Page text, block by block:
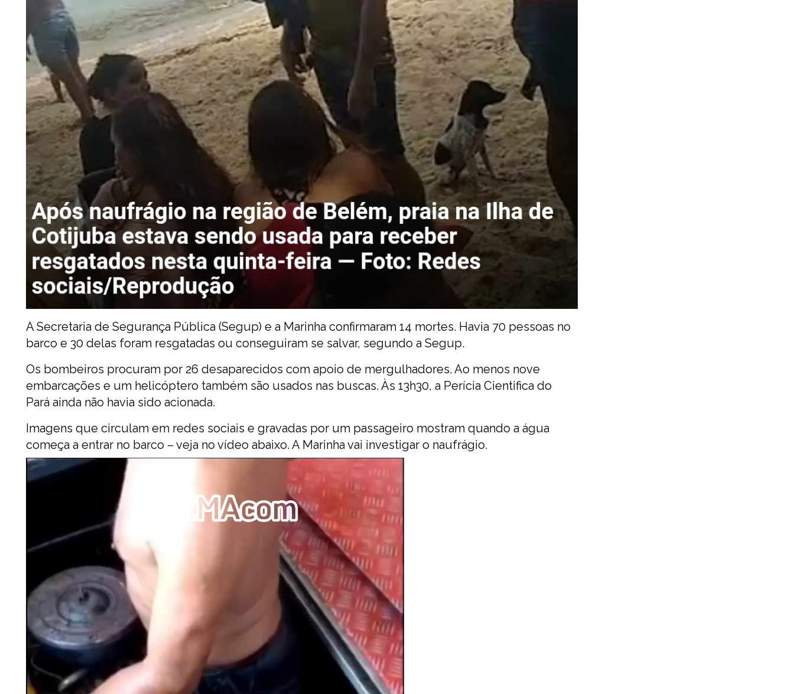
A Secretaria de Segurança Pública (Segup) e a Marinha confirmaram 14 mortes. Havia 70 pessoas no
barco e 30 delas foram resgatadas ou conseguiram se salvar, segundo a Segup.
Os bombeiros procuram por 26 desaparecidos com apoio de mergulhadores. Ao menos nove
embarcações e um helicóptero também são usados nas buscas. Às 13h30, a Perícia Cientifica do
Pará ainda não havia sido acionada.
Imagens que circulam em redes sociais e gravadas por um passageiro mostram quando a água
começa a entrar no barco – veja no vídeo abaixo.A Marinha vai investigar o naufrágio.